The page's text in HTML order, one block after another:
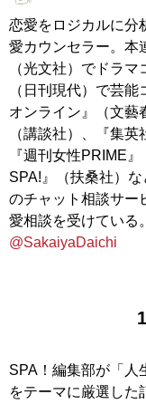
恋愛をロジカルに分
愛カウンセラー。本
（光文社）でドラマ
（日刊現代）で芸
オンライン』（文藝
（講談社）、『集英
『週刊女性PRIME
SPA!』（扶桑社）
のチャット相談サー
愛相談を受けている
@SakaiyaDaichi
1
SPA！編集部が「人
をテーマに厳選した